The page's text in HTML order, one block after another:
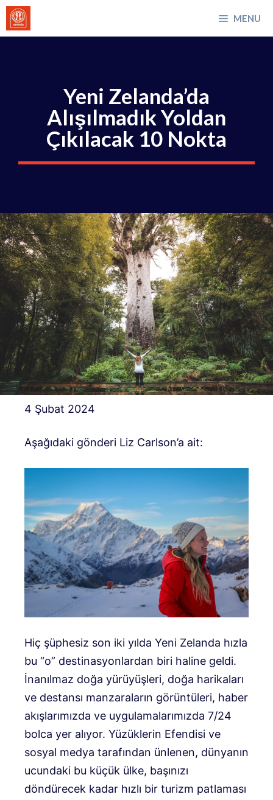
İçeriğe
atla
MENU
Yeni Zelanda’da
Alışılmadık Yoldan
Çıkılacak 10 Nokta
4 Şubat 2024
Aşağıdaki gönderi Liz Carlson’a ait:
Hiç şüphesiz son iki yılda Yeni Zelanda hızla
bu “o” destinasyonlardan biri haline geldi.
İnanılmaz doğa yürüyüşleri, doğa harikaları
ve destansı manzaraların görüntüleri, haber
akışlarımızda ve uygulamalarımızda 7/24
bolca yer alıyor. Yüzüklerin Efendisi ve
sosyal medya tarafından ünlenen, dünyanın
ucundaki bu küçük ülke, başınızı
döndürecek kadar hızlı bir turizm patlaması